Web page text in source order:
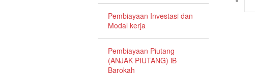
Pembiayaan Investasi dan
Modal kerja
Pembiayaan Piutang
(ANJAK PIUTANG) iB
Barokah